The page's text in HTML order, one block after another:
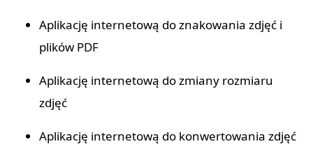
Aplikację internetową do znakowania zdjęć i
plików PDF
Aplikację internetową do zmiany rozmiaru
zdjęć
Aplikację internetową do konwertowania zdjęć